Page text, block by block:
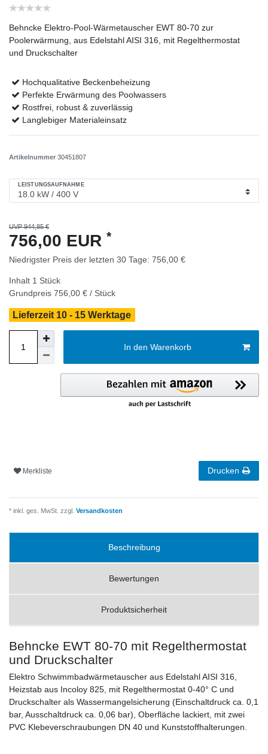
Behncke Elektro-Pool-Wärmetauscher EWT 80-70 zur
Poolerwärmung, aus Edelstahl AISI 316, mit Regelthermostat
und Druckschalter
Hochqualitative Beckenbeheizung
Perfekte Erwärmung des Poolwassers
Rostfrei, robust & zuverlässig
Langlebiger Materialeinsatz
Artikelnummer 30451807
LEISTUNGSAUFNAHME
UVP 944,85 €
756,00 EUR *
Niedrigster Preis der letzten 30 Tage: 756,00 €
Inhalt 1 Stück
Grundpreis 756,00 € / Stück
Lieferzeit 10 - 15 Werktage
In den Warenkorb
Merkliste Drucken
* inkl. ges. MwSt. zzgl. Versandkosten
Beschreibung
Bewertungen
Produktsicherheit
Behncke EWT 80-70 mit Regelthermostat
und Druckschalter
Elektro Schwimmbadwärmetauscher aus Edelstahl AISI 316,
Heizstab aus Incoloy 825, mit Regelthermostat 0-40° C und
Druckschalter als Wassermangelsicherung (Einschaltdruck ca. 0,1
bar, Ausschaltdruck ca. 0,06 bar), Oberfläche lackiert, mit zwei
PVC Klebeverschraubungen DN 40 und Kunststoffhalterungen.